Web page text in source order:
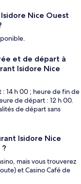
Nice Ouest
et de départ à
Isidore Nice
14 h 00 ; heure de fin de
de départ : 12 h 00.
de départ sans
Isidore Nice
mais vous trouverez
et Casino Café de